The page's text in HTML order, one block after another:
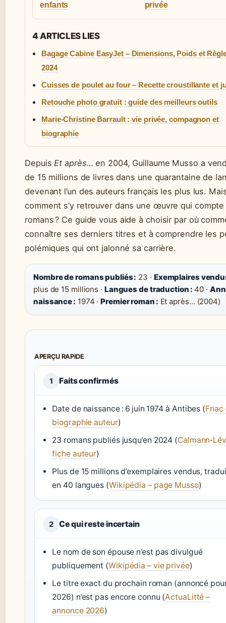
enfants
privée
4 ARTICLES LIES
Bagage Cabine EasyJet – Dimensions, Poids et
2024
Cuisses de poulet au four – Recette croustillante et
Retouche photo gratuit : guide des meilleurs outils
Marie-Christine Barrault : vie privée, compagnon et
biographie
DepuisEt après… en 2004, Guillaume Musso a
de 15 millions de livres dans une quarantaine de
devenant l’un des auteurs français les plus lus.
comment s’y retrouver dans une œuvre qui
romans ? Ce guide vous aide à choisir par où
connaître ses derniers titres et à comprendre les
polémiques qui ont jalonné sa carrière.
Nombre de romans publiés : 23 · Exemplaires
plus de 15 millions · Langues de traduction : 40 ·
naissance : 1974 ·Premier roman : Et après… (2004)
APERÇU RAPIDE
1 Faits confirmés
Date de naissance : 6 juin 1974 à Antibes (Fnac
biographie auteur)
23 romans publiés jusqu’en 2024 (
fiche auteur)
Plus de 15 millions d’exemplaires vendus,
en 40 langues (Wikipédia – page Musso)
2 Ce qui reste incertain
Le nom de son épouse n’est pas divulgué
publiquement (Wikipédia – vie privée)
Le titre exact du prochain roman (annoncé
2026) n’est pas encore connu (ActuaLitté –
annonce 2026)